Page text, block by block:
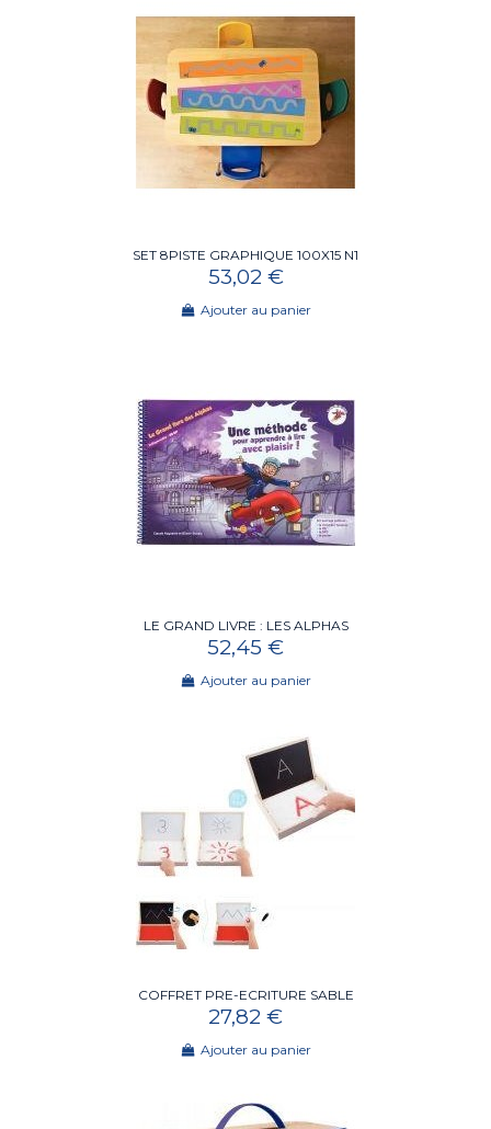
SET 8PISTE GRAPHIQUE 100X15 N1
53,02 €
Ajouter au panier
LE GRAND LIVRE : LES ALPHAS
52,45 €
Ajouter au panier
COFFRET PRE-ECRITURE SABLE
27,82 €
Ajouter au panier